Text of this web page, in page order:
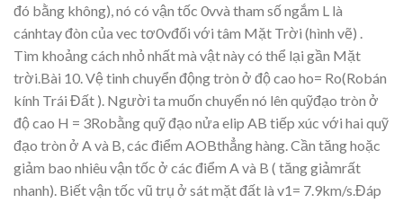
đó bằng không),nó có vận tốc 0vvà tham sốngắm L là
cánhtay đòn của vec tơ0vđối với tâm Mặt Trời (hình vẽ) .
Tìm khoảngcách nhỏnhấtmà vật này có thể lại gần Mặt
trời.Bài 10.Vệ tinh chuyển độngtròn ở độcao ho= Ro(Robán
kính Trái Đất ). Người ta muốn chuyển nó lên quỹđạo tròn ở
độcao H = 3Robằngquỹđạo nửa elip AB tiếp xúc với hai quỹ
đạo tròn ở Avà B,các điểm AOBthẳng hàng.Cần tăng hoặc
giảm bao nhiêu vận tốc ở các điểm Avà B ( tănggiảmrất
nhanh). Biết vận tốc vũ trụ ở sát mặt đất là v1= 7.9km/s.Đáp